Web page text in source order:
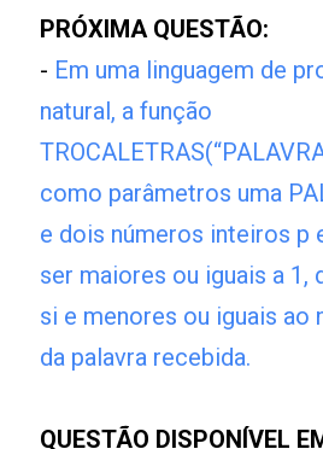
PRÓXIMA QUESTÃO:
- Em uma linguagem de
natural, a função
como parâmetros uma
e dois números inteiros p
ser maiores ou iguais a 1,
si e menores ou iguais ao
da palavra recebida.
QUESTÃO DISPONÍVEL